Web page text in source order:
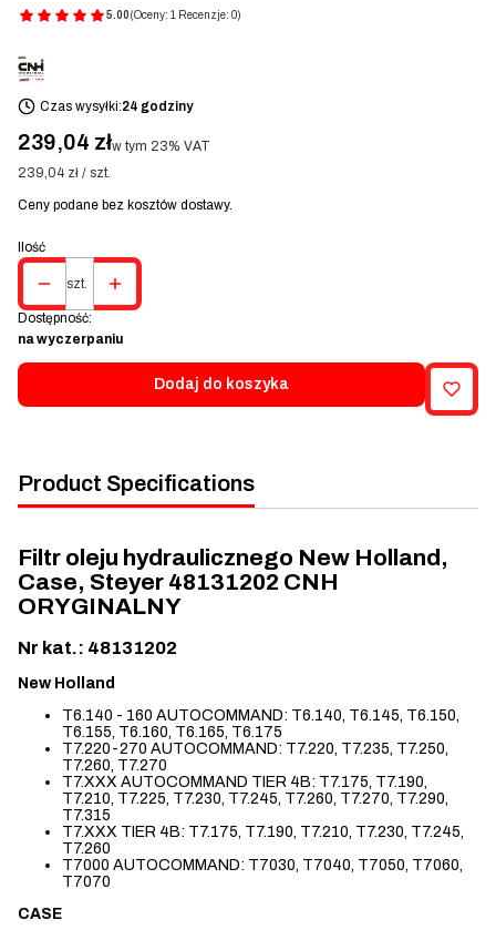
5.00(Oceny: 1 Recenzje: 0)
Czas wysyłki:24 godziny
Cena
239,04 złw tym 23% VAT
w tym 23% VAT
239,04 zł / szt.
Ceny podane bez kosztów dostawy.
Ilość
szt.
Dostępność:
na wyczerpaniu
Dodaj do koszyka
Product Specifications
Filtr oleju hydraulicznego New Holland,
Case, Steyer 48131202 CNH
ORYGINALNY
Nr kat.: 48131202
New Holland
T6.140 - 160 AUTOCOMMAND: T6.140, T6.145, T6.150,
T6.155, T6.160, T6.165, T6.175
T7.220-270 AUTOCOMMAND: T7.220, T7.235, T7.250,
T7.260, T7.270
T7.XXX AUTOCOMMAND TIER 4B: T7.175, T7.190,
T7.210, T7.225, T7.230, T7.245, T7.260, T7.270, T7.290,
T7.315
T7.XXX TIER 4B: T7.175, T7.190, T7.210, T7.230, T7.245,
T7.260
T7000 AUTOCOMMAND: T7030, T7040, T7050, T7060,
T7070
CASE